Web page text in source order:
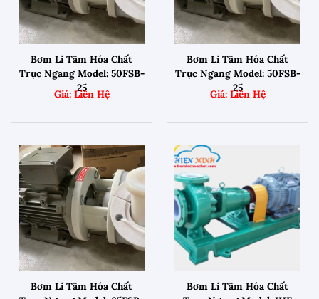
Bơm Li Tâm Hóa Chất
Trục Ngang Model: 50FSB-
25
Bơm Li Tâm Hóa Chất
Trục Ngang Model: 50FSB-
25
Bơm Li Tâm Hóa Chất
Bơm Li Tâm Hóa Chất